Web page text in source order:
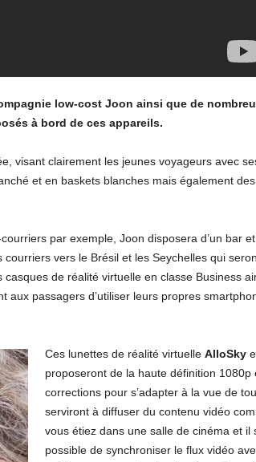
low-cost Joon ainsi que de
à bord de ces appareils.
visant clairement les jeunes voyageurs avec
et en baskets blanches mais également
par exemple, Joon disposera d’un bar
vers le Brésil et les Seychelles qui
de réalité virtuelle en classe Business
aux passagers d’utiliser leurs propres
Ces lunettes de réalité virtuelle AlloSky
proposeront de la haute définition 1080p
corrections pour s’adapter à la vue de
serviront à diffuser du contenu vidéo
vous étiez dans une salle de cinéma et il
possible de synchroniser le flux vidéo